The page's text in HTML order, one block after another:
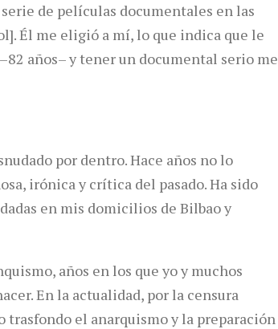
de películas documentales en las
Él me eligió a mí, lo que indica que le
años– y tener un documental serio me
por dentro. Hace años no lo
irónica y crítica del pasado. Ha sido
en mis domicilios de Bilbao y
años en los que yo y muchos
En la actualidad, por la censura
trasfondo el anarquismo y la preparación